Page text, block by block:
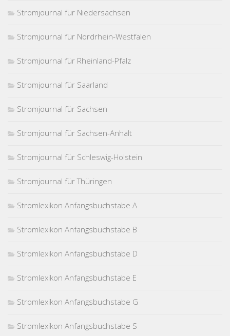
Stromjournal für Niedersachsen
Stromjournal für Nordrhein-Westfalen
Stromjournal für Rheinland-Pfalz
Stromjournal für Saarland
Stromjournal für Sachsen
Stromjournal für Sachsen-Anhalt
Stromjournal für Schleswig-Holstein
Stromjournal für Thüringen
Stromlexikon Anfangsbuchstabe A
Stromlexikon Anfangsbuchstabe B
Stromlexikon Anfangsbuchstabe D
Stromlexikon Anfangsbuchstabe E
Stromlexikon Anfangsbuchstabe G
Stromlexikon Anfangsbuchstabe S